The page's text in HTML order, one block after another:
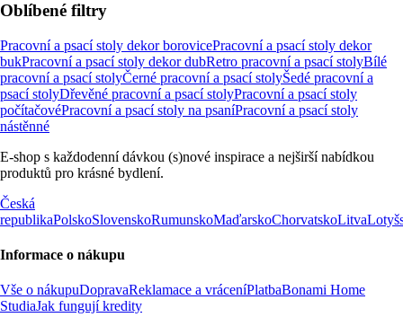
Oblíbené filtry
Pracovní a psací stoly dekor borovicePracovní a psací stoly dekor
bukPracovní a psací stoly dekor dubRetro pracovní a psací stolyBílé
pracovní a psací stolyČerné pracovní a psací stolyŠedé pracovní a
psací stolyDřevěné pracovní a psací stolyPracovní a psací stoly
počítačovéPracovní a psací stoly na psaníPracovní a psací stoly
nástěnné
E-shop s každodenní dávkou (s)nové inspirace a nejširší nabídkou
produktů pro krásné bydlení.
Česká
republikaPolskoSlovenskoRumunskoMaďarskoChorvatskoLitva
Informace o nákupu
Vše o nákupuDopravaReklamace a vráceníPlatbaBonami Home
StudiaJak fungují kredity